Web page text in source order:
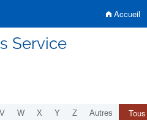
Accueil
Service
V W X Y Z Autres Tous